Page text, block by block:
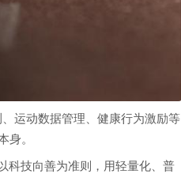
运动数据管理、健康行为激励等
身。
科技向善为准则，用轻量化、普